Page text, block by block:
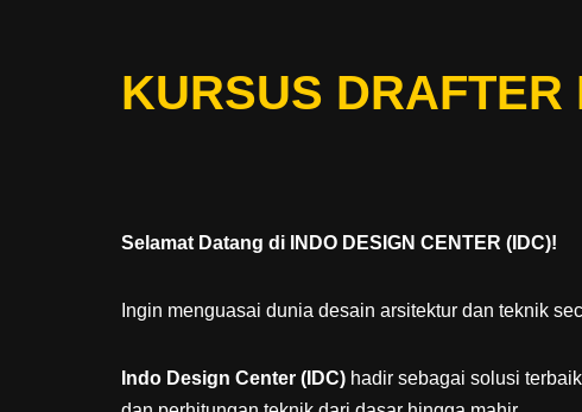
KURSUS
Selamat Datang di INDO DESIGN CENTER (IDC)!
Ingin menguasai dunia desain arsitektur dan teknik
Indo Design Center (IDC) hadir sebagai solusi